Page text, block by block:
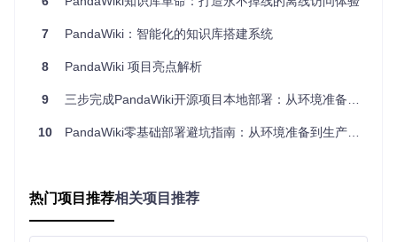
或使用sudo执行后续命令。
1.3 获取项目代码
使用以下命令克隆PandaWiki项目代码到本地：
cd
7 PandaWiki：智能化的知识库搭建系统
8 PandaWiki 项目亮点解析
9 三步完成PandaWiki开源项目本地部署：从环境准备到服务优化
10 PandaWiki零基础部署避坑指南：从环境准备到生产环境加固全流程
热门项目推荐相关项目推荐